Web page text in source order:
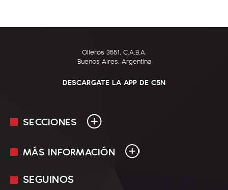
Olleros 3551, C.A.B.A.
Buenos Aires, Argentina
DESCARGATE LA APP DE C5N
SECCIONES
En Vivo
MÁS INFORMACIÓN
Mediakit
SEGUINOS